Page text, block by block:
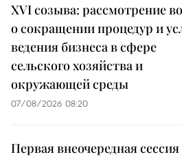
XVI созыва: рассмотрение
о сокращении процедур и
ведения бизнеса в сфере
сельского хозяйства и
окружающей среды
07/08/2026 08:20
Первая внеочередная